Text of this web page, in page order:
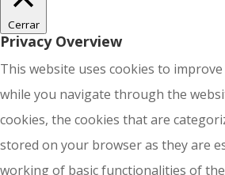
Cerrar
Privacy Overview
This website uses cookies to
while you navigate through the
cookies, the cookies that are
stored on your browser as they are
working of basic functionalities of